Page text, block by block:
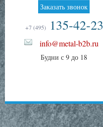
Заказать звонок
+7 (495) 135-42-23
info@metal-b2b.ru
Будни с 9 до 18